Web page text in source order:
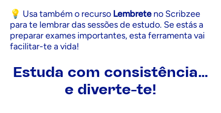
💡 Usa também o recurso Lembrete no Scribzee
para te lembrar das sessões de estudo. Se estás a
preparar exames importantes, esta ferramenta vai
facilitar-te a vida!
Estuda com consistência…
e diverte-te!